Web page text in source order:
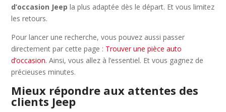
d’occasion Jeep la plus adaptée dès le départ. Et vous limitez
les retours.
Pour lancer une recherche, vous pouvez aussi passer
directement par cette page : Trouver une pièce auto
d’occasion. Ainsi, vous allez à l’essentiel. Et vous gagnez de
précieuses minutes.
Mieux répondre aux attentes des
clients Jeep